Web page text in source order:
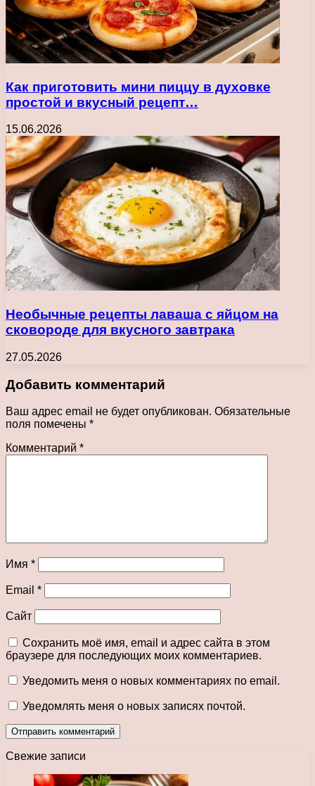
Как приготовить мини пиццу в духовке
простой и вкусный рецепт…
15.06.2026
Необычные рецепты лаваша с яйцом на
сковороде для вкусного завтрака
27.05.2026
Добавить комментарий
Ваш адрес email не будет опубликован. Обязательные
поля помечены *
Комментарий *
Имя *
Email *
Сайт
Сохранить моё имя, email и адрес сайта в этом
браузере для последующих моих комментариев.
Уведомить меня о новых комментариях по email.
Уведомлять меня о новых записях почтой.
Свежие записи